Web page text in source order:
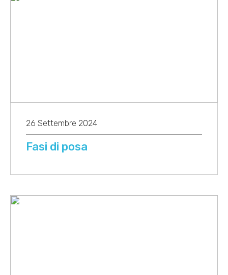
26 Settembre 2024
Fasi di posa